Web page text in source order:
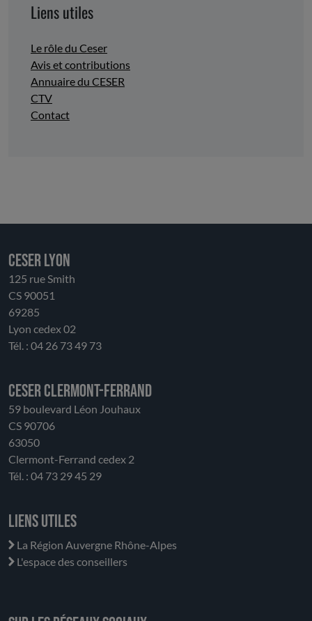
Liens utiles
Le rôle du Ceser
Avis et contributions
Annuaire du CESER
CTV
Contact
CESER LYON
125 rue Smith
CS 90051
69285
Lyon cedex 02
Tél. : 04 26 73 49 73
CESER Clermont-Ferrand
59 boulevard Léon Jouhaux
CS 90706
63050
Clermont-Ferrand cedex 2
Tél. : 04 73 29 45 29
Liens utiles
La Région Auvergne Rhône-Alpes
L'espace des conseillers